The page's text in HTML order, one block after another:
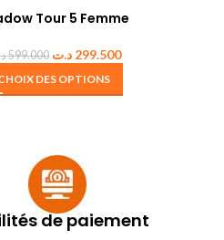
Tour 5 Femme
599.000 299.500 د.ت
DES OPTIONS
de paiement